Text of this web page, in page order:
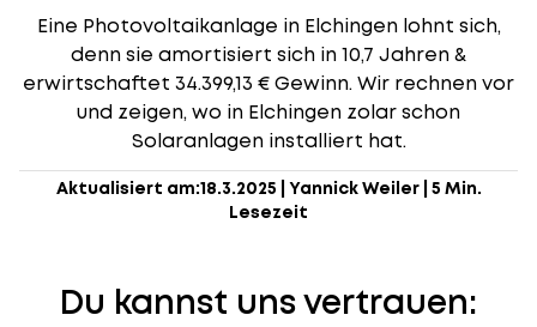
Eine Photovoltaikanlage in Elchingen lohnt sich,
denn sie amortisiert sich in 10,7 Jahren &
erwirtschaftet 34.399,13 € Gewinn. Wir rechnen vor
und zeigen, wo in Elchingen zolar schon
Solaranlagen installiert hat.
Aktualisiert am:18.3.2025 Yannick Weiler| 5 Min.
Lesezeit
Du kannst uns vertrauen: